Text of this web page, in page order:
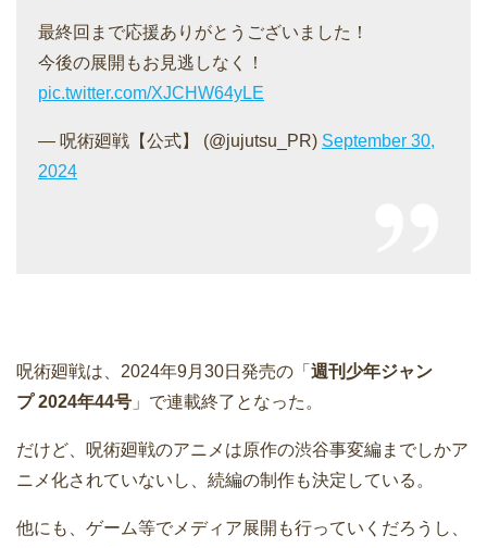
最終回まで応援ありがとうございました！
今後の展開もお見逃しなく！
pic.twitter.com/XJCHW64yLE
— 呪術廻戦【公式】 (@jujutsu_PR) September 30,
2024
呪術廻戦は、2024年9月30日発売の「 週刊少年ジャン
プ 2024年44号 」で連載終了となった。
だけど、呪術廻戦のアニメは原作の渋谷事変編までしかア
ニメ化されていないし、続編の制作も決定している。
他にも、ゲーム等でメディア展開も行っていくだろうし、